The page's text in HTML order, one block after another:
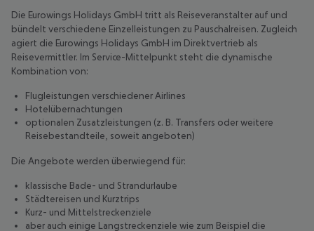
Die Eurowings Holidays GmbH tritt als Reiseveranstalter auf und
bündelt verschiedene Einzelleistungen zu Pauschalreisen. Zugleich
agiert die Eurowings Holidays GmbH im Direktvertrieb als
Reisevermittler. Im Service-Mittelpunkt steht die dynamische
Kombination von:
Flugleistungen verschiedener Airlines
Hotelübernachtungen
optionalen Zusatzleistungen (z. B. Transfers oder weitere
Reisebestandteile, soweit angeboten)
Die Angebote werden überwiegend für:
klassische Bade- und Strandurlaube
Städtereisen und Kurztrips
Kurz- und Mittelstreckenziele
aber auch einige Langstreckenziele wie zum Beispiel die